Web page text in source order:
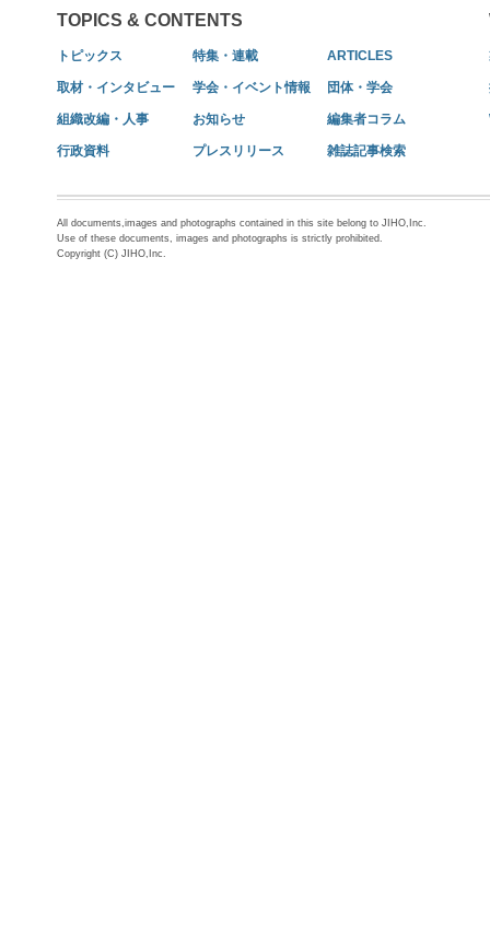
TOPICS & CONTENTS
トピックス 特集・連載 ARTICLES
取材・インタビュー 学会・イベント情報 団体・学会
組織改編・人事 お知らせ 編集者コラム
行政資料 プレスリリース 雑誌記事検索
All documents,images and photographs contained in this site belong to JIHO,Inc.
Use of these documents, images and photographs is strictly prohibited.
Copyright (C) JIHO,Inc.